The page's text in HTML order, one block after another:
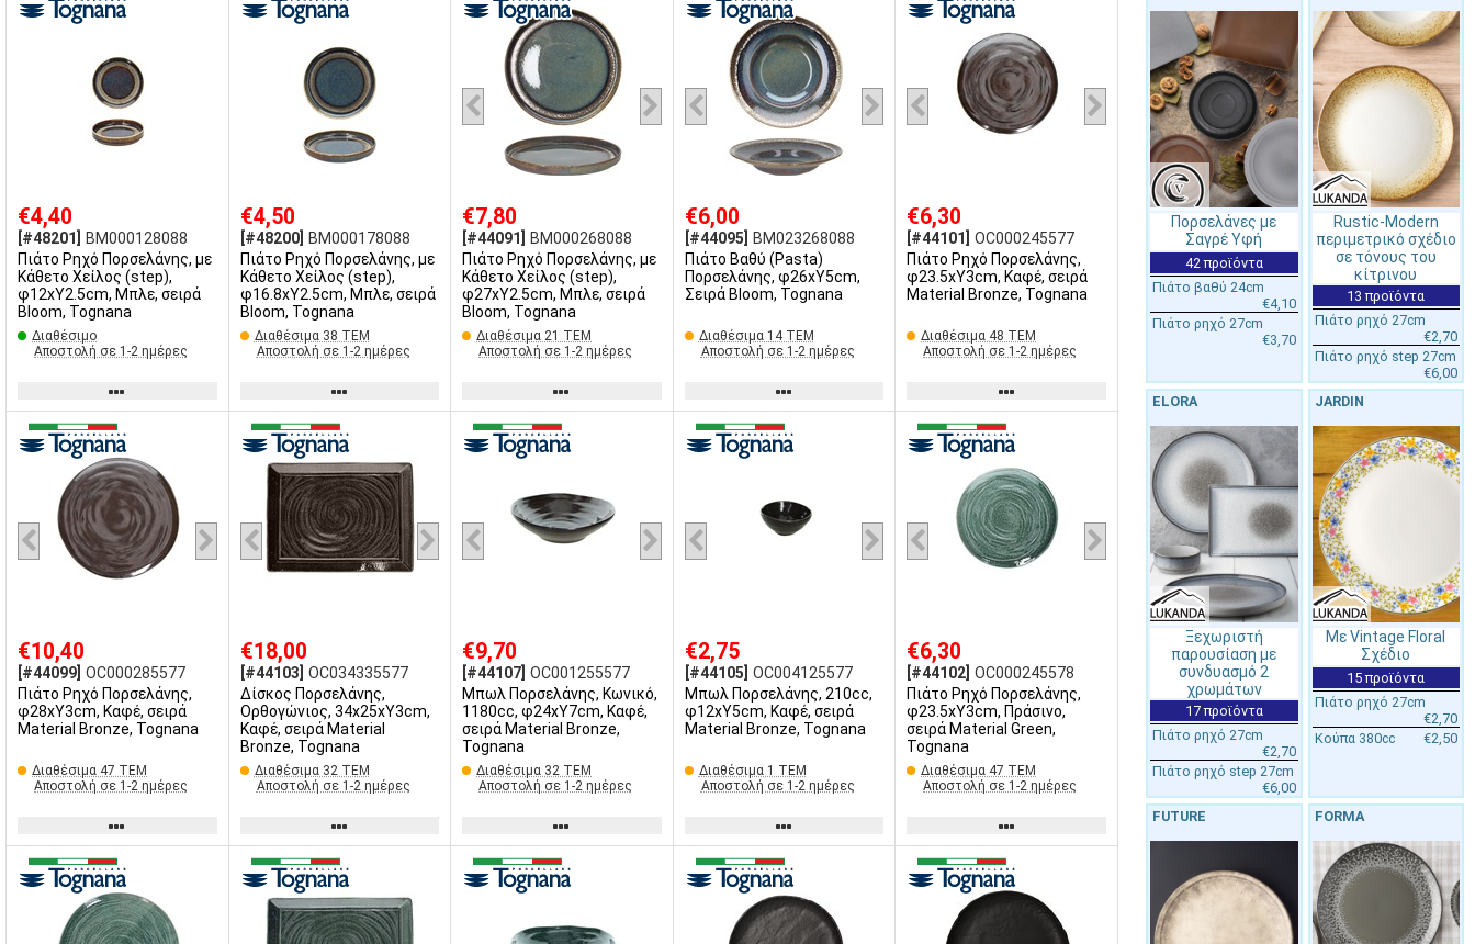
€4,40
[#48201]
BM000128088
Πιάτο Ρηχό Πορσελάνης, με
Κάθετο Χείλος (step),
φ12xΥ2.5cm, Μπλε, σειρά
Bloom, Tognana
Διαθέσιμο
Αποστολή σε 1-2 ημέρες
€4,50
[#48200]
BM000178088
Πιάτο Ρηχό Πορσελάνης, με
Κάθετο Χείλος (step),
φ16.8xΥ2.5cm, Μπλε, σειρά
Bloom, Tognana
Διαθέσιμα 38 ΤΕΜ
Αποστολή σε 1-2 ημέρες
€7,80
[#44091]
BM000268088
Πιάτο Ρηχό Πορσελάνης, με
Κάθετο Χείλος (step),
φ27xΥ2.5cm, Μπλε, σειρά
Bloom, Tognana
Διαθέσιμα 21 ΤΕΜ
Αποστολή σε 1-2 ημέρες
€6,00
[#44095]
BM023268088
Πιάτο Βαθύ (Pasta)
Πορσελάνης, φ26xΥ5cm,
Σειρά Bloom, Tognana
Διαθέσιμα 14 ΤΕΜ
Αποστολή σε 1-2 ημέρες
€6,30
[#44101]
OC000245577
Πιάτο Ρηχό Πορσελάνης,
φ23.5xΥ3cm, Καφέ, σειρά
Material Bronze, Tognana
Διαθέσιμα 48 ΤΕΜ
Αποστολή σε 1-2 ημέρες
€10,40
[#44099] OC000285577
Πιάτο Ρηχό Πορσελάνης,
φ28xΥ3cm, Καφέ, σειρά
Material Bronze, Tognana
Διαθέσιμα 47 ΤΕΜ
Αποστολή σε 1-2 ημέρες
€18,00
[#44103] OC034335577
Δίσκος Πορσελάνης,
Ορθογώνιος, 34x25xΥ3cm,
Καφέ, σειρά Material
Bronze, Tognana
Διαθέσιμα 32 ΤΕΜ
Αποστολή σε 1-2 ημέρες
€9,70
[#44107] OC001255577
Μπωλ Πορσελάνης, Κωνικό,
1180cc, φ24xΥ7cm, Καφέ,
σειρά Material Bronze,
Tognana
Διαθέσιμα 32 ΤΕΜ
Αποστολή σε 1-2 ημέρες
€2,75
[#44105] OC004125577
Μπωλ Πορσελάνης, 210cc,
φ12xΥ5cm, Καφέ, σειρά
Material Bronze, Tognana
Διαθέσιμα 1 ΤΕΜ
Αποστολή σε 1-2 ημέρες
€6,30
[#44102] OC000245578
Πιάτο Ρηχό Πορσελάνης,
φ23.5xΥ3cm, Πράσινο,
σειρά Material Green,
Tognana
Διαθέσιμα 47 ΤΕΜ
Αποστολή σε 1-2 ημέρες
Πορσελάνες με
Σαγρέ Υφή
42 προϊόντα
Πιάτο βαθύ 24cm
€4,10
Πιάτο ρηχό 27cm
€3,70
Rustic-Modern
περιμετρικό σχέδιο
σε τόνους του
κίτρινου
13 προϊόντα
Πιάτο ρηχό 27cm
€2,70
Πιάτο ρηχό step 27cm
€6,00
ELORA
Ξεχωριστή
παρουσίαση με
συνδυασμό 2
χρωμάτων
17 προϊόντα
Πιάτο ρηχό 27cm
€2,70
Πιάτο ρηχό step 27cm
€6,00
JARDIN
Με Vintage Floral
Σχέδιο
15 προϊόντα
Πιάτο ρηχό 27cm
€2,70
Κούπα 380cc
€2,50
FUTURE FORMA